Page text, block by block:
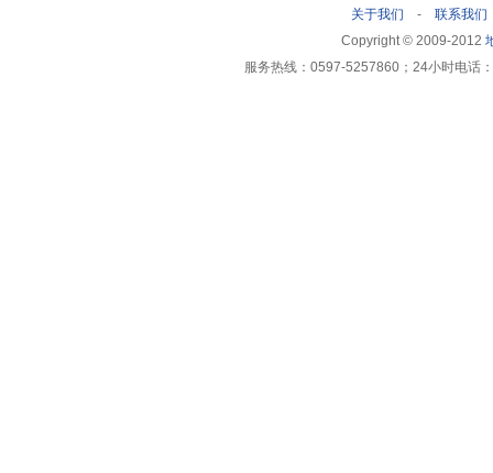
关于我们 - 联系我们
Copyright © 2009-2012
服务热线：0597-5257860；24小时电